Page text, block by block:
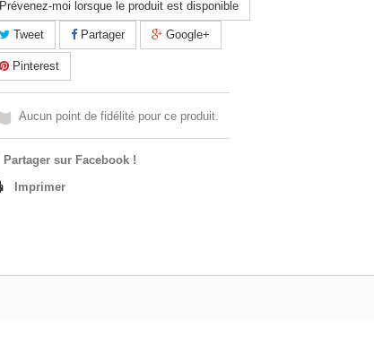
Prévenez-moi lorsque le produit est disponible
Tweet Partager Google+
Pinterest
Aucun point de fidélité pour ce produit.
Partager sur Facebook !
Imprimer